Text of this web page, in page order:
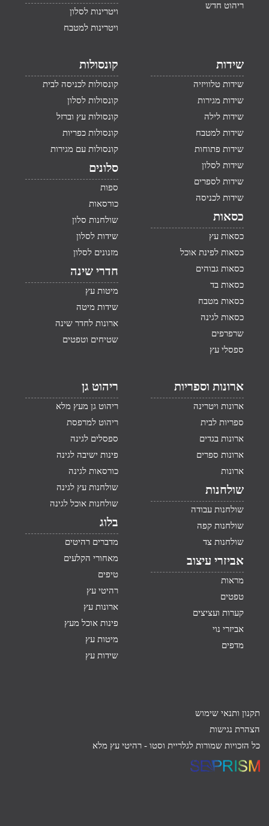
ריהוט חדש
ויטרינות לסלון
ויטרינות למטבח
שידות
שידות טלוויזיה
שידות מגירות
שידות לילה
שידות למטבח
שידות פתוחות
שידות לסלון
שידות לספרים
שידות לכניסה
כסאות
כסאות עץ
כסאות לפינת אוכל
כסאות גבוהים
כסאות בד
כסאות מטבח
כסאות לגינה
שרפרפים
ספסלי עץ
קונסולות
קונסולות לכניסה לבית
קונסולות לסלון
קונסולות עץ וברזל
קונסולות כפריות
קונסולות עם מגירות
סלונים
ספות
כורסאות
שולחנות סלון
שידות לסלון
מזנונים לסלון
חדרי שינה
מיטות עץ
שידות מיטה
ארונות לחדר שינה
שטיחים וטפטים
ארונות וספריות
ארונות ויטרינה
ספריות לבית
ארונות בגדים
ארונות ספרים
ארונות
שולחנות
שולחנות עבודה
שולחנות קפה
שולחנות צד
אביזרי עיצוב
מראות
טפטים
קערות ועציצים
אביזרי נוי
מדפים
ריהוט גן
ריהוט גן מעץ מלא
ריהוט למרפסת
ספסלים לגינה
פינות ישיבה לגינה
כורסאות לגינה
שולחנות עץ לגינה
שולחנות אוכל לגינה
בלוג
מדברים רהיטים
מאחורי הקלעים
טיפים
רהיטי עץ
ארונות עץ
פינות אוכל מעץ
מיטות עץ
שידות עץ
תקנון ותנאי שימוש
הצהרת נגישות
כל הזכויות שמורות לגלריית וסטו - רהיטי עץ מלא